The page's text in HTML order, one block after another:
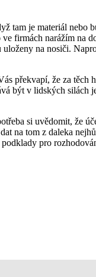
tam je materiál nebo
firmách narážím na
na nosiči.
překvapí, že za
být v lidských
si uvědomit, že
na tom z daleka
pro